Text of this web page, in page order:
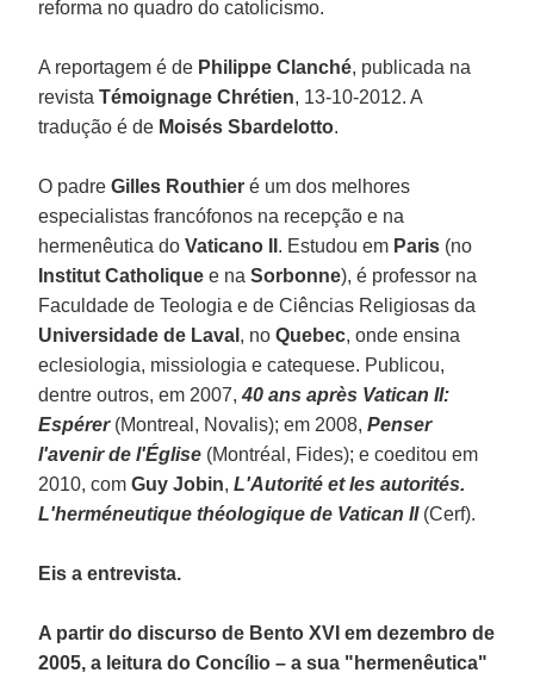
reforma no quadro do catolicismo.
A reportagem é de Philippe Clanché, publicada na
revistaTémoignage Chrétien, 13-10-2012. A
tradução é de Moisés Sbardelotto.
O padreGilles Routhieré um dos melhores
especialistas francófonos na recepção e na
hermenêutica doVaticano II . Estudou em Paris (no
Institut Catholiquee naSorbonne), é professor na
Faculdade de Teologia e de Ciências Religiosas da
Universidade de Laval , noQuebec, onde ensina
eclesiologia, missiologia e catequese. Publicou,
dentre outros, em 2007,40 ans après Vatican II:
Espérer (Montreal, Novalis); em 2008,Penser
l'avenir de l'Église (Montréal, Fides); e coeditou em
2010, comGuy Jobin,L'Autorité et les autorités.
L'herméneutique théologique de Vatican II (Cerf).
Eis a entrevista.
A partir do discurso de Bento XVI em dezembro de
2005, a leitura do Concílio – a sua "hermenêutica"